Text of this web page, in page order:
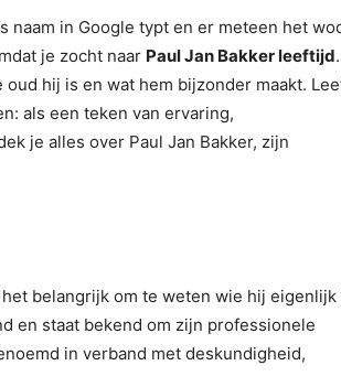
naam in Google typt en er meteen het
je zocht naar Paul Jan Bakker leeftijd.
hij is en wat hem bijzonder maakt.
als een teken van ervaring,
je alles over Paul Jan Bakker, zijn
het belangrijk om te weten wie hij eigenlijk
en staat bekend om zijn professionele
in verband met deskundigheid,